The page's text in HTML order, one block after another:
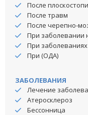
После
После травм
После черепно-
При заболевании
При
При (ОДА)
ЗАБОЛЕВАНИЯ
Лечение
Атеросклероз
Бессонница